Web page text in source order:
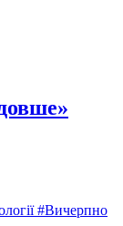
#Вичерпно